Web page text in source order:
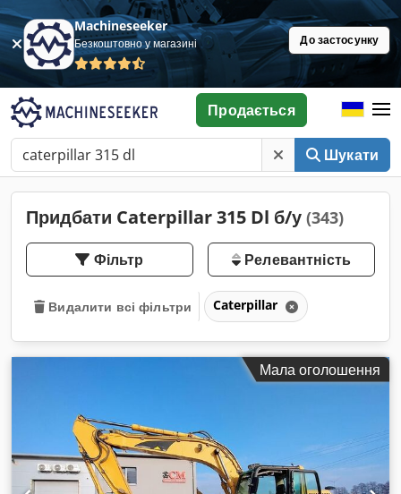
Machineseeker
Безкоштовно у магазині До застосунку
Шукати
Продається
Придбати Caterpillar 315 Dl б/у (343)
Фільтр Релевантність
Видалити всі фільтри Caterpillar
Мала оголошення